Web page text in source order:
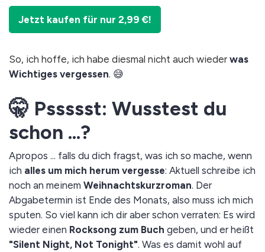
Jetzt kaufen für nur 2,99 €!
So, ich hoffe, ich habe diesmal nicht auch wieder was
Wichtiges vergessen. 😅
🤫 Pssssst: Wusstest du
schon ...?
Apropos ... falls du dich fragst, was ich so mache, wenn
ich alles um mich herum vergesse: Aktuell schreibe ich
noch an meinem Weihnachtskurzroman. Der
Abgabetermin ist Ende des Monats, also muss ich mich
sputen. So viel kann ich dir aber schon verraten: Es wird
wieder einen Rocksong zum Buch geben, und er heißt
"Silent Night, Not Tonight". Was es damit wohl auf